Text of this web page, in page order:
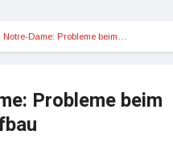
Notre-Dame: Probleme beim…
Probleme beim